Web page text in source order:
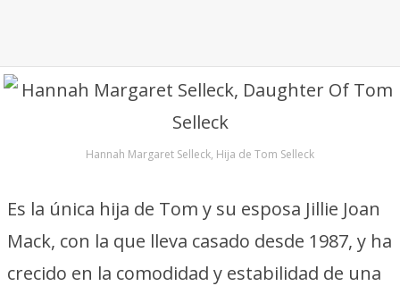
Hannah Margaret Selleck, Hija de Tom Selleck
Es la única hija de Tom y su esposa Jillie Joan
Mack, con la que lleva casado desde 1987, y ha
crecido en la comodidad y estabilidad de una